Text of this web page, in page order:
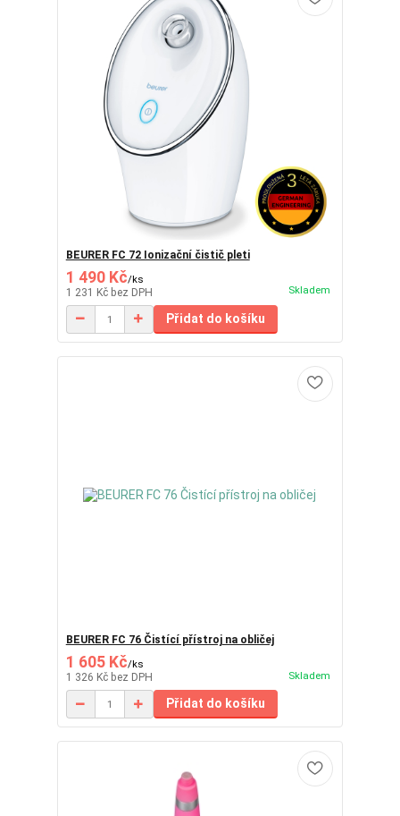
BEURER FC 72 Ionizační čistič pleti
1 490 Kč/ks
1 231 Kč bez DPH Skladem
Přidat do košíku
BEURER FC 76 Čistící přístroj na obličej
1 605 Kč/ks
1 326 Kč bez DPH Skladem
Přidat do košíku